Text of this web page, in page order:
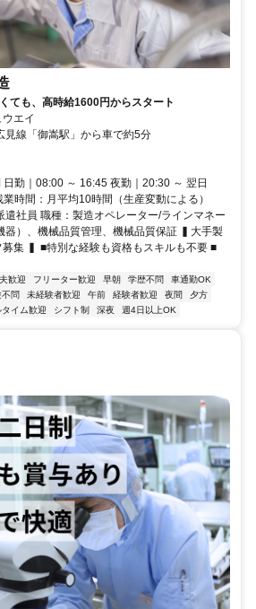
ても、高時給1600円からスタート
エイ
見線「御嵩駅」から車で約5分
勤｜08:00 ～ 16:45 夜勤｜20:30 ～ 翌日
時間：月平均10時間（生産変動による）
遣社員 職種：製造オペレーター/ラインマネー
器）、機械品質管理、機械品質保証 ▍大手製
集 ▍ ■特別な経験も資格もスキルも不要 ■
歓迎 フリーター歓迎 早朝 学歴不問
車通勤OK
問 未経験者歓迎 午前 経験者歓迎 夜間
夕方
タイム歓迎 シフト制 深夜 週4日以上OK